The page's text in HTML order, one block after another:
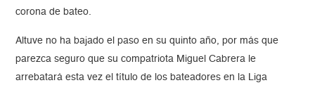
corona de bateo.
Altuve no ha bajado el paso en su quinto año, por más que
parezca seguro que su compatriota Miguel Cabrera le
arrebatará esta vez el título de los bateadores en la Liga